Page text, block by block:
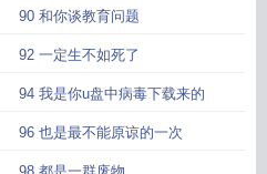
90 和你谈教育问题
92 一定生不如死了
94 我是你u盘中病毒下载来的
96 也是最不能原谅的一次